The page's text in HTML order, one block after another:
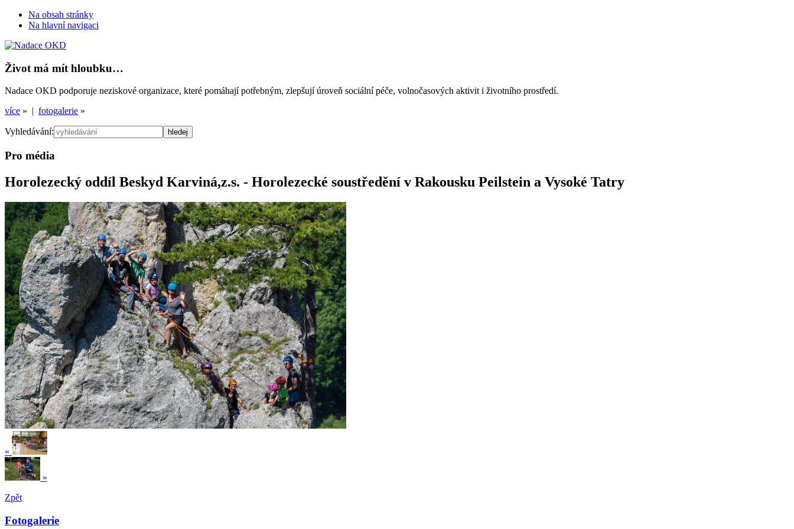
Na obsah stránky
Na hlavní navigaci
Život má mít hloubku…
Nadace OKD podporuje neziskové organizace, které pomáhají potřebným, zlepšují úroveň sociální péče, volnočasových aktivit i životního prostředí.
více » | fotogalerie »
Vyhledávání:
Pro média
Horolezecký oddíl Beskyd Karviná,z.s. - Horolezecké soustředění v Rakousku Peilstein a Vysoké Tatry
«
»
Zpět
Fotogalerie